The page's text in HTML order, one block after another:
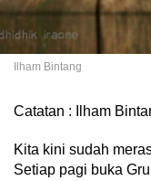
Ilham Bintang
Catatan : Ilham
Kita kini sudah
Setiap pagi buka